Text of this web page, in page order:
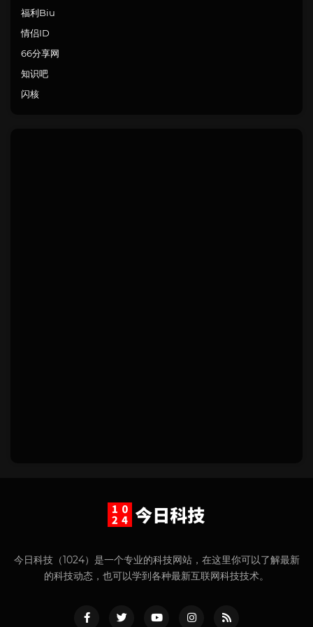
福利Biu
情侣ID
66分享网
知识吧
闪核
今日科技（1024）是一个专业的科技网站，在这里你可以了解最新
的科技动态，也可以学到各种最新互联网科技技术。